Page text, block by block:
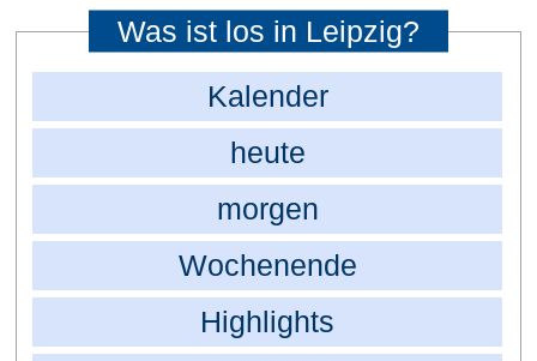
Was ist los in Leipzig?
Kalender
heute
morgen
Wochenende
Highlights